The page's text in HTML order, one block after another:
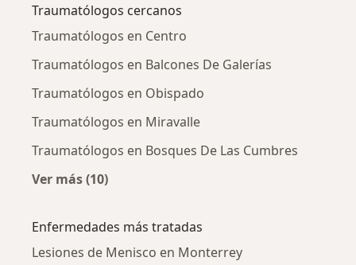
Traumatólogos cercanos
Traumatólogos en Centro
Traumatólogos en Balcones De Galerías
Traumatólogos en Obispado
Traumatólogos en Miravalle
Traumatólogos en Bosques De Las Cumbres
Ver más (10)
Enfermedades más tratadas
Lesiones de Menisco en Monterrey